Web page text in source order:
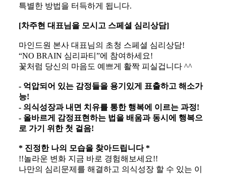
특별한 방법을 터득하게 됩니다.
[차주현 대표님을 모시고 스페셜 심리상담]
마인드원 본사 대표님의 초청 스페셜 심리상담!
“NO BRAIN 심리파티”에 참여하세요!
꽃처럼 당신의 마음도 예쁘게 활짝 피실겁니다 ^^
- 억압되어 있는 감정들을 용기있게 표출하고 해소가
능!
- 의식성장과 내면 치유를 통한 행복에 이르는 과정!
- 올바르게 감정표현하는 법을 배움과 동시에 행복으
로 가기 위한 첫 걸음!
* 진정한 나의 모습을 찾아드립니다 *
!!놀라운 변화 지금 바로 경험해보세요!!
나만의 심리문제를 해결하고 의식성장 할 수 있는 이